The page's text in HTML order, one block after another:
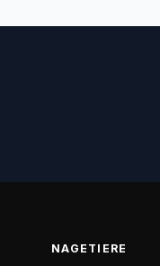
NAGETIERE